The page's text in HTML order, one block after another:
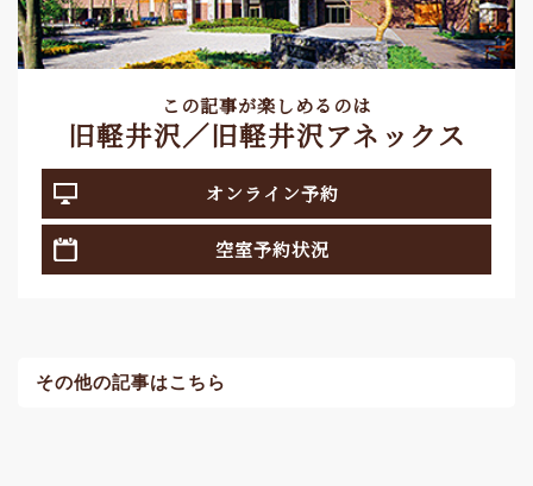
この記事が楽しめるのは
旧軽井沢／旧軽井沢アネックス
オンライン予約
空室予約状況
その他の記事はこちら